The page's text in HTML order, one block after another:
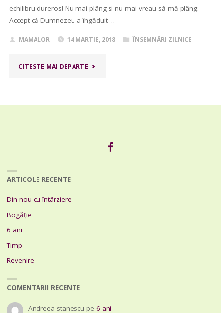
echilibru dureros! Nu mai plâng și nu mai vreau să mă plâng.
Accept că Dumnezeu a îngăduit …
MAMALOR 14 MARTIE, 2018 ÎNSEMNĂRI ZILNICE
CITESTE MAI DEPARTE"GATA,
TRECUT!"
ARTICOLE RECENTE
Din nou cu întârziere
Bogăție
6 ani
Timp
Revenire
COMENTARII RECENTE
Andreea stanescu pe6 ani